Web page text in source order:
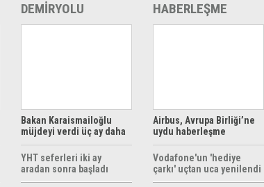
DEMİRYOLU
Bakan Karaismailoğlu
müjdeyi verdi üç ay daha
ücretsiz
YHT seferleri iki ay
aradan sonra başladı
HABERLEŞME
Airbus, Avrupa Birliği’ne
uydu haberleşme
çözümleri sunuyor
Vodafone'un 'hediye
çarkı' uçtan uca yenilendi